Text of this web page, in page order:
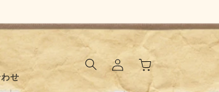
せ
ロ
イ
ン
カ
ー